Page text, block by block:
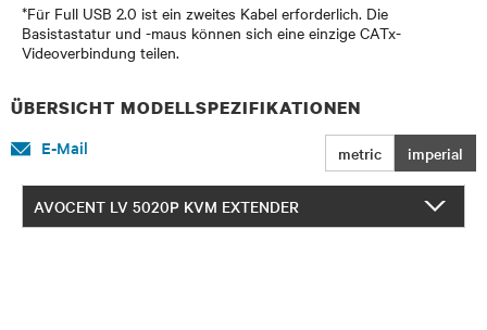
*Für Full USB 2.0 ist ein zweites Kabel erforderlich. Die
Basistastatur und -maus können sich eine einzige CATx-
Videoverbindung teilen.
ÜBERSICHT MODELLSPEZIFIKATIONEN
metric imperial
E-Mail
AVOCENT LV 5020P KVM EXTENDER